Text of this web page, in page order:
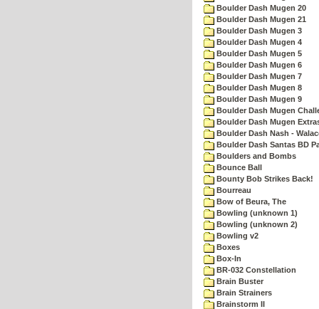
Boulder Dash Mugen 20
Boulder Dash Mugen 21
Boulder Dash Mugen 3
Boulder Dash Mugen 4
Boulder Dash Mugen 5
Boulder Dash Mugen 6
Boulder Dash Mugen 7
Boulder Dash Mugen 8
Boulder Dash Mugen 9
Boulder Dash Mugen
Boulder Dash Mugen
Boulder Dash Nash -
Boulder Dash Santas BD
Boulders and Bombs
Bounce Ball
Bounty Bob Strikes Back!
Bourreau
Bow of Beura, The
Bowling (unknown 1)
Bowling (unknown 2)
Bowling v2
Boxes
Box-In
BR-032 Constellation
Brain Buster
Brain Strainers
Brainstorm II